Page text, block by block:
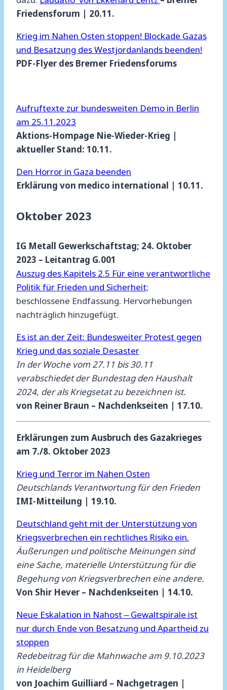
Friedensforum | 20.11.
Krieg im Nahen Osten stoppen! Blockade Gazas
und Besatzung des Westjordanlands beenden!
PDF-Flyer des Bremer Friedensforums
Aufruftexte zur bundesweiten Demo in Berlin
am 25.11.2023
Aktions-Hompage Nie-Wieder-Krieg |
aktueller Stand: 10.11.
Den Horror in Gaza beenden
Erklärung von medico international | 10.11.
Oktober 2023
IG Metall Gewerkschaftstag; 24. Oktober
2023 – Leitantrag G.001
Auszug des Kapitels 2.5 Für eine verantwortliche
Politik für Frieden und Sicherheit;
beschlossene Endfassung. Hervorhebungen
nachträglich hinzugefügt.
Es ist an der Zeit: Bundesweiter Protest gegen
Krieg und das soziale Desaster
In der Woche vom 27.11 bis 30.11
verabschiedet der Bundestag den Haushalt
2024, der als Kriegsetat zu bezeichnen ist.
von Reiner Braun – Nachdenkseiten | 17.10.
Erklärungen zum Ausbruch des Gazakrieges
am 7./8. Oktober 2023
Krieg und Terror im Nahen Osten
Deutschlands Verantwortung für den Frieden
IMI-Mitteilung | 19.10.
Deutschland geht mit der Unterstützung von
Kriegsverbrechen ein rechtliches Risiko ein.
Äußerungen und politische Meinungen sind
eine Sache, materielle Unterstützung für die
Begehung von Kriegsverbrechen eine andere.
Von Shir Hever – Nachdenkseiten | 14.10.
Neue Eskalation in Nahost ‒ Gewaltspirale ist
nur durch Ende von Besatzung und Apartheid zu
stoppen
Redebeitrag für die Mahnwache am 9.10.2023
in Heidelberg
von Joachim Guilliard – Nachgetragen |